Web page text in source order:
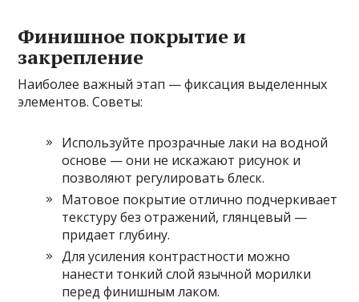
Финишное покрытие и
закрепление
Наиболее важный этап — фиксация выделенных
элементов. Советы:
Используйте прозрачные лаки на водной
основе — они не искажают рисунок и
позволяют регулировать блеск.
Матовое покрытие отлично подчеркивает
текстуру без отражений, глянцевый —
придает глубину.
Для усиления контрастности можно
нанести тонкий слой язычной морилки
перед финишным лаком.